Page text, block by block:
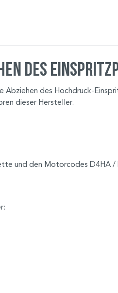
des
des Hochdruck-
dieser Hersteller.
und den Motorcodes D4HA /